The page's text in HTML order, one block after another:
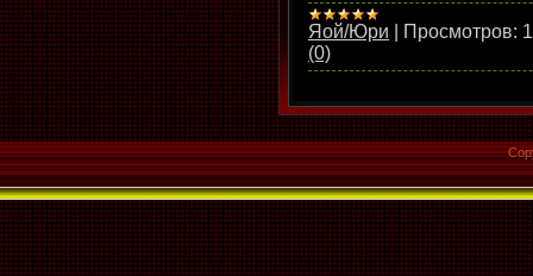
Яой/Юри Просмотров:
(0)